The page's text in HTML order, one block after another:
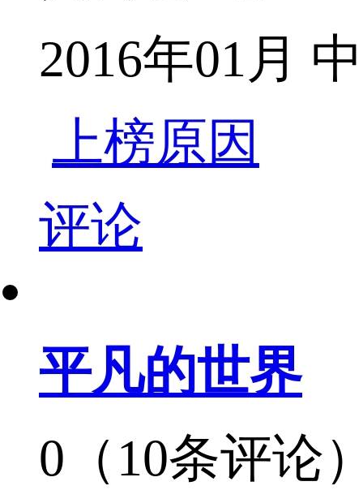
2016年01月
上榜原因
评论
平凡的世界
0（10条评论